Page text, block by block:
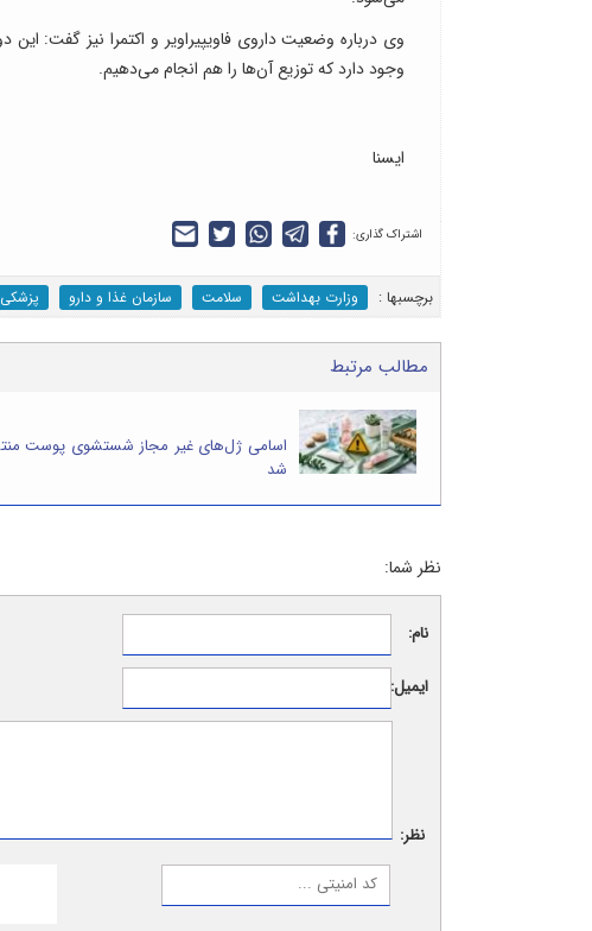
وی درباره وضعیت داروی فاویپیراویر و اکتمرا نیز گفت: این
وجود دارد که توزیع آن‌ها را هم انجام می‌دهیم.
ایسنا
اشتراک گذاری:
برچسب‎ها : وزارت بهداشت سلامت سازمان غذا و دارو پزشکی
مطالب مرتبط
اسامی ژل‌های غیر مجاز شستشوی پوست
شد
نظر شما:
نام:
ایمیل:
نظر: